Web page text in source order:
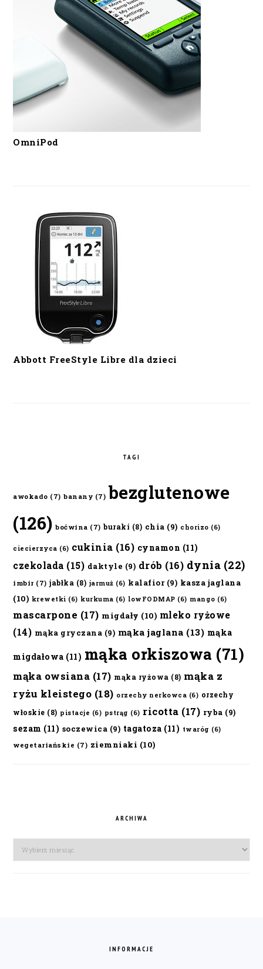
OmniPod
Abbott FreeStyle Libre dla dzieci
TAGI
awokado (7) banany (7) bezglutenowe
(126) boćwina (7) buraki (8) chia (9) chorizo (6)
ciecierzyca (6) cukinia (16) cynamon (11)
czekolada (15) daktyle (9) drób (16) dynia (22)
imbir (7) jabłka (8) jarmuż (6) kalafior(9) kasza jaglana
(10) krewetki (6) kurkuma (6) lowFODMAP (6) mango (6)
mascarpone (17) migdały (10) mleko ryżowe
(14) mąka gryczana (9) mąka jaglana (13) mąka
migdałowa (11) mąka orkiszowa (71)
mąka owsiana (17) mąka ryżowa (8) mąka z
ryżu kleistego (18) orzechy nerkowca (6) orzechy
włoskie (8) pistacje (6) pstrąg (6) ricotta (17) ryba (9)
sezam (11) soczewica (9) tagatoza (11) twaróg (6)
wegetariańskie (7) ziemniaki (10)
ARCHIWA
Archiwa
INFORMACJE